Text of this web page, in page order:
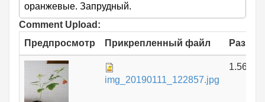
оранжевые. Запрудный.
Comment Upload:
Предпросмотр
Прикрепленный файл Размер
img_20190111_122857.jpg
1.56 МБ